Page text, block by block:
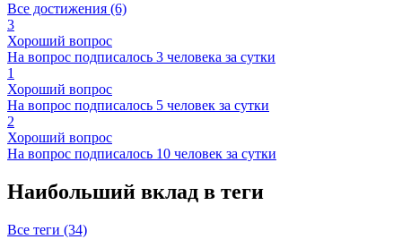
Все достижения (6)
3
Хороший вопрос
На вопрос подписалось 3 человека за сутки
1
Хороший вопрос
На вопрос подписалось 5 человек за сутки
2
Хороший вопрос
На вопрос подписалось 10 человек за сутки
Наибольший вклад в теги
Все теги (34)